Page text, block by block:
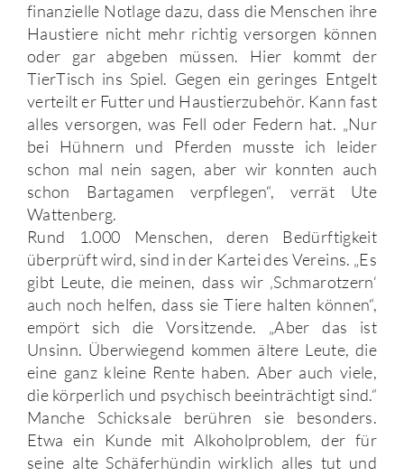
finanzielle Notlage dazu, dass die Menschen ihre
Haustiere nicht mehr richtig versorgen können
oder gar abgeben müssen. Hier kommt der
TierTisch ins Spiel. Gegen ein geringes Entgelt
verteilt er Futter und Haustierzubehör. Kann fast
alles versorgen, was Fell oder Federn hat. „Nur
bei Hühnern und Pferden musste ich leider
schon mal nein sagen, aber wir konnten auch
schon Bartagamen verpflegen“, verrät Ute
Wattenberg.
Rund 1.000 Menschen, deren Bedürftigkeit
überprüft wird, sind in der Kartei des Vereins. „Es
gibt Leute, die meinen, dass wir ‚Schmarotzern‘
auch noch helfen, dass sie Tiere halten können“,
empört sich die Vorsitzende. „Aber das ist
Unsinn. Überwiegend kommen ältere Leute, die
eine ganz kleine Rente haben. Aber auch viele,
die körperlich und psychisch beeinträchtigt sind.“
Manche Schicksale berühren sie besonders.
Etwa ein Kunde mit Alkoholproblem, der für
seine alte Schäferhündin wirklich alles tut und